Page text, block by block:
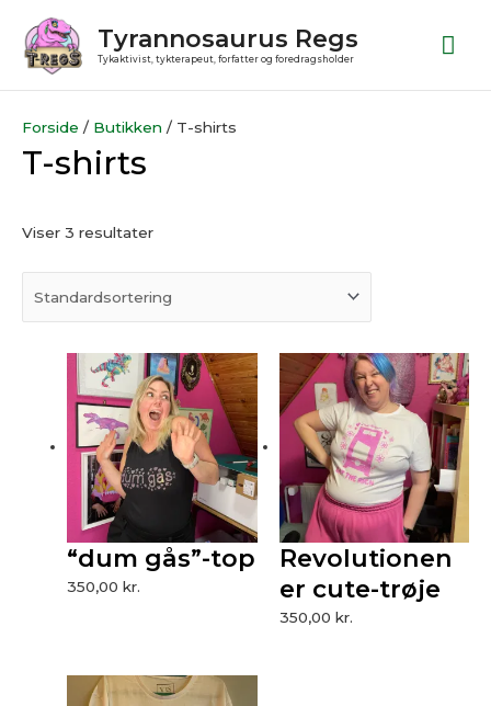
indholdet
Tyrannosaurus Regs
Tykaktivist, tykterapeut, forfatter og foredragsholder
Forside / Butikken / T-shirts
T-shirts
Viser 3 resultater
“dum gås”-top
350,00kr.
Revolutionen
er cute-trøje
350,00 kr.